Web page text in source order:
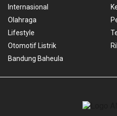
Internasional
Olahraga
Lifestyle
Otomotif Listrik
Bandung Baheula